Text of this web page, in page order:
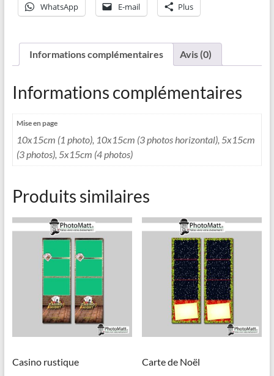
WhatsApp E-mail Plus
Informations complémentaires Avis (0)
Informations complémentaires
Mise en page
10x15cm (1 photo), 10x15cm (3 photos horizontal), 5x15cm
(3 photos), 5x15cm (4 photos)
Produits similaires
Casino rustique Carte de Noël